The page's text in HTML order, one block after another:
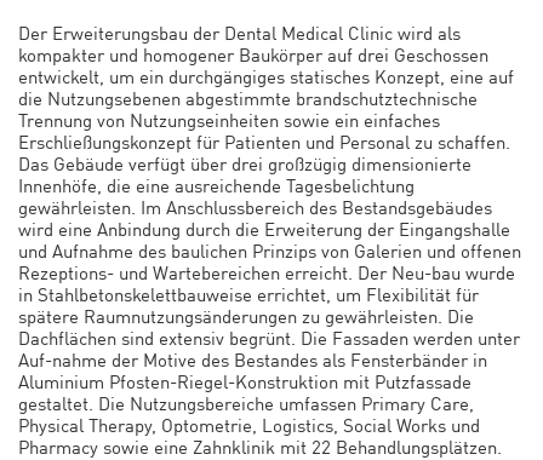
Der Erweiterungsbau der Dental Medical Clinic wird als
kompakter und homogener Baukörper auf drei Geschossen
entwickelt, um ein durchgängiges statisches Konzept, eine auf
die Nutzungsebenen abgestimmte brandschutztechnische
Trennung von Nutzungseinheiten sowie ein einfaches
Erschließungskonzept für Patienten und Personal zu schaffen.
Das Gebäude verfügt über drei großzügig dimensionierte
Innenhöfe, die eine ausreichende Tagesbelichtung
gewährleisten. Im Anschlussbereich des Bestandsgebäudes
wird eine Anbindung durch die Erweiterung der Eingangshalle
und Aufnahme des baulichen Prinzips von Galerien und offenen
Rezeptions- und Wartebereichen erreicht. Der Neu-bau wurde
in Stahlbetonskelettbauweise errichtet, um Flexibilität für
spätere Raumnutzungsänderungen zu gewährleisten. Die
Dachflächen sind extensiv begrünt. Die Fassaden werden unter
Auf-nahme der Motive des Bestandes als Fensterbänder in
Aluminium Pfosten-Riegel-Konstruktion mit Putzfassade
gestaltet. Die Nutzungsbereiche umfassen Primary Care,
Physical Therapy, Optometrie, Logistics, Social Works und
Pharmacy sowie eine Zahnklinik mit 22 Behandlungsplätzen.